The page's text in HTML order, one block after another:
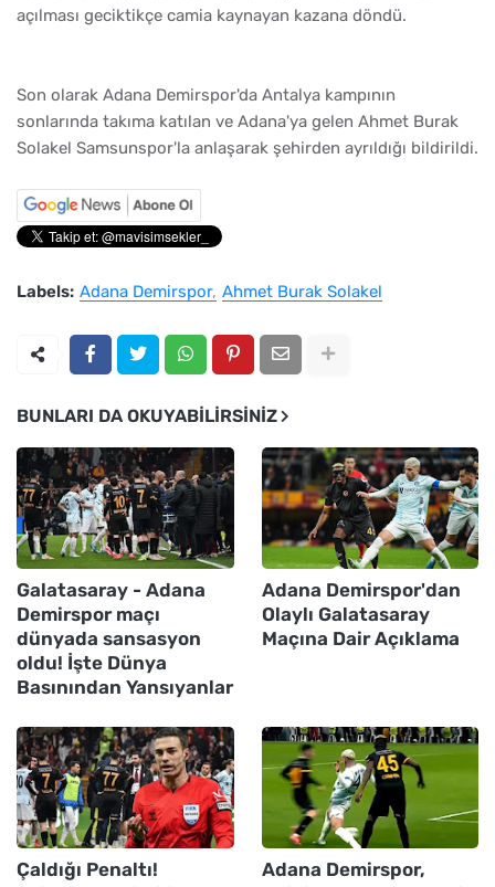
açılması geciktikçe camia kaynayan kazana döndü.
Son olarak Adana Demirspor'da Antalya kampının
sonlarında takıma katılan ve Adana'ya gelen Ahmet Burak
Solakel Samsunspor'la anlaşarak şehirden ayrıldığı bildirildi.
Labels: Adana Demirspor Ahmet Burak Solakel
BUNLARI DA OKUYABILIRSINIZ
Galatasaray - Adana
Demirspor maçı
dünyada sansasyon
oldu! İşte Dünya
Basınından Yansıyanlar
Adana Demirspor'dan
Olaylı Galatasaray
Maçına Dair Açıklama
Çaldığı Penaltı!
Adana Demirspor,